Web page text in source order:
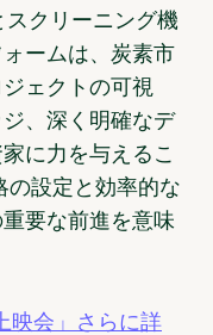
スクリーニング機
ームは、炭素市
ェクトの可視
、深く明確なデ
に力を与えるこ
の設定と効率的な
要な前進を意味
映会」さらに詳